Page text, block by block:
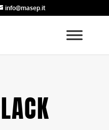
info@masep.it